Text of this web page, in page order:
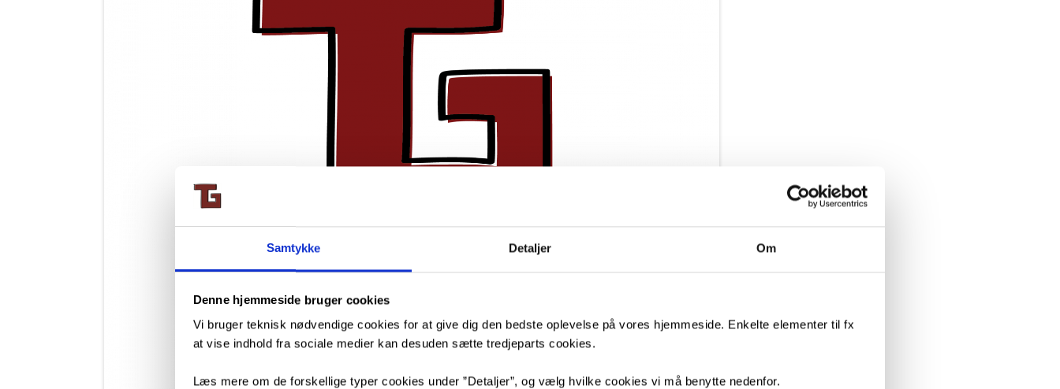
Samtykke Detaljer Om
Denne hjemmeside bruger cookies
Vi bruger teknisk nødvendige cookies for at give dig den bedste oplevelse på vores hjemmeside. Enkelte elementer til fx
at vise indhold fra sociale medier kan desuden sætte tredjeparts cookies.
Læs mere om de forskellige typer cookies under ”Detaljer”, og vælg hvilke cookies vi må benytte nedenfor.